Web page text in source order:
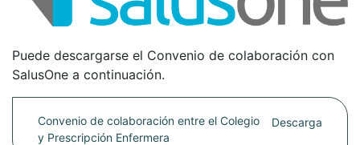
Puede descargarse el Convenio de colaboración con
SalusOne a continuación.
Convenio de colaboración entre el Colegio
y Prescripción Enfermera
Descarga